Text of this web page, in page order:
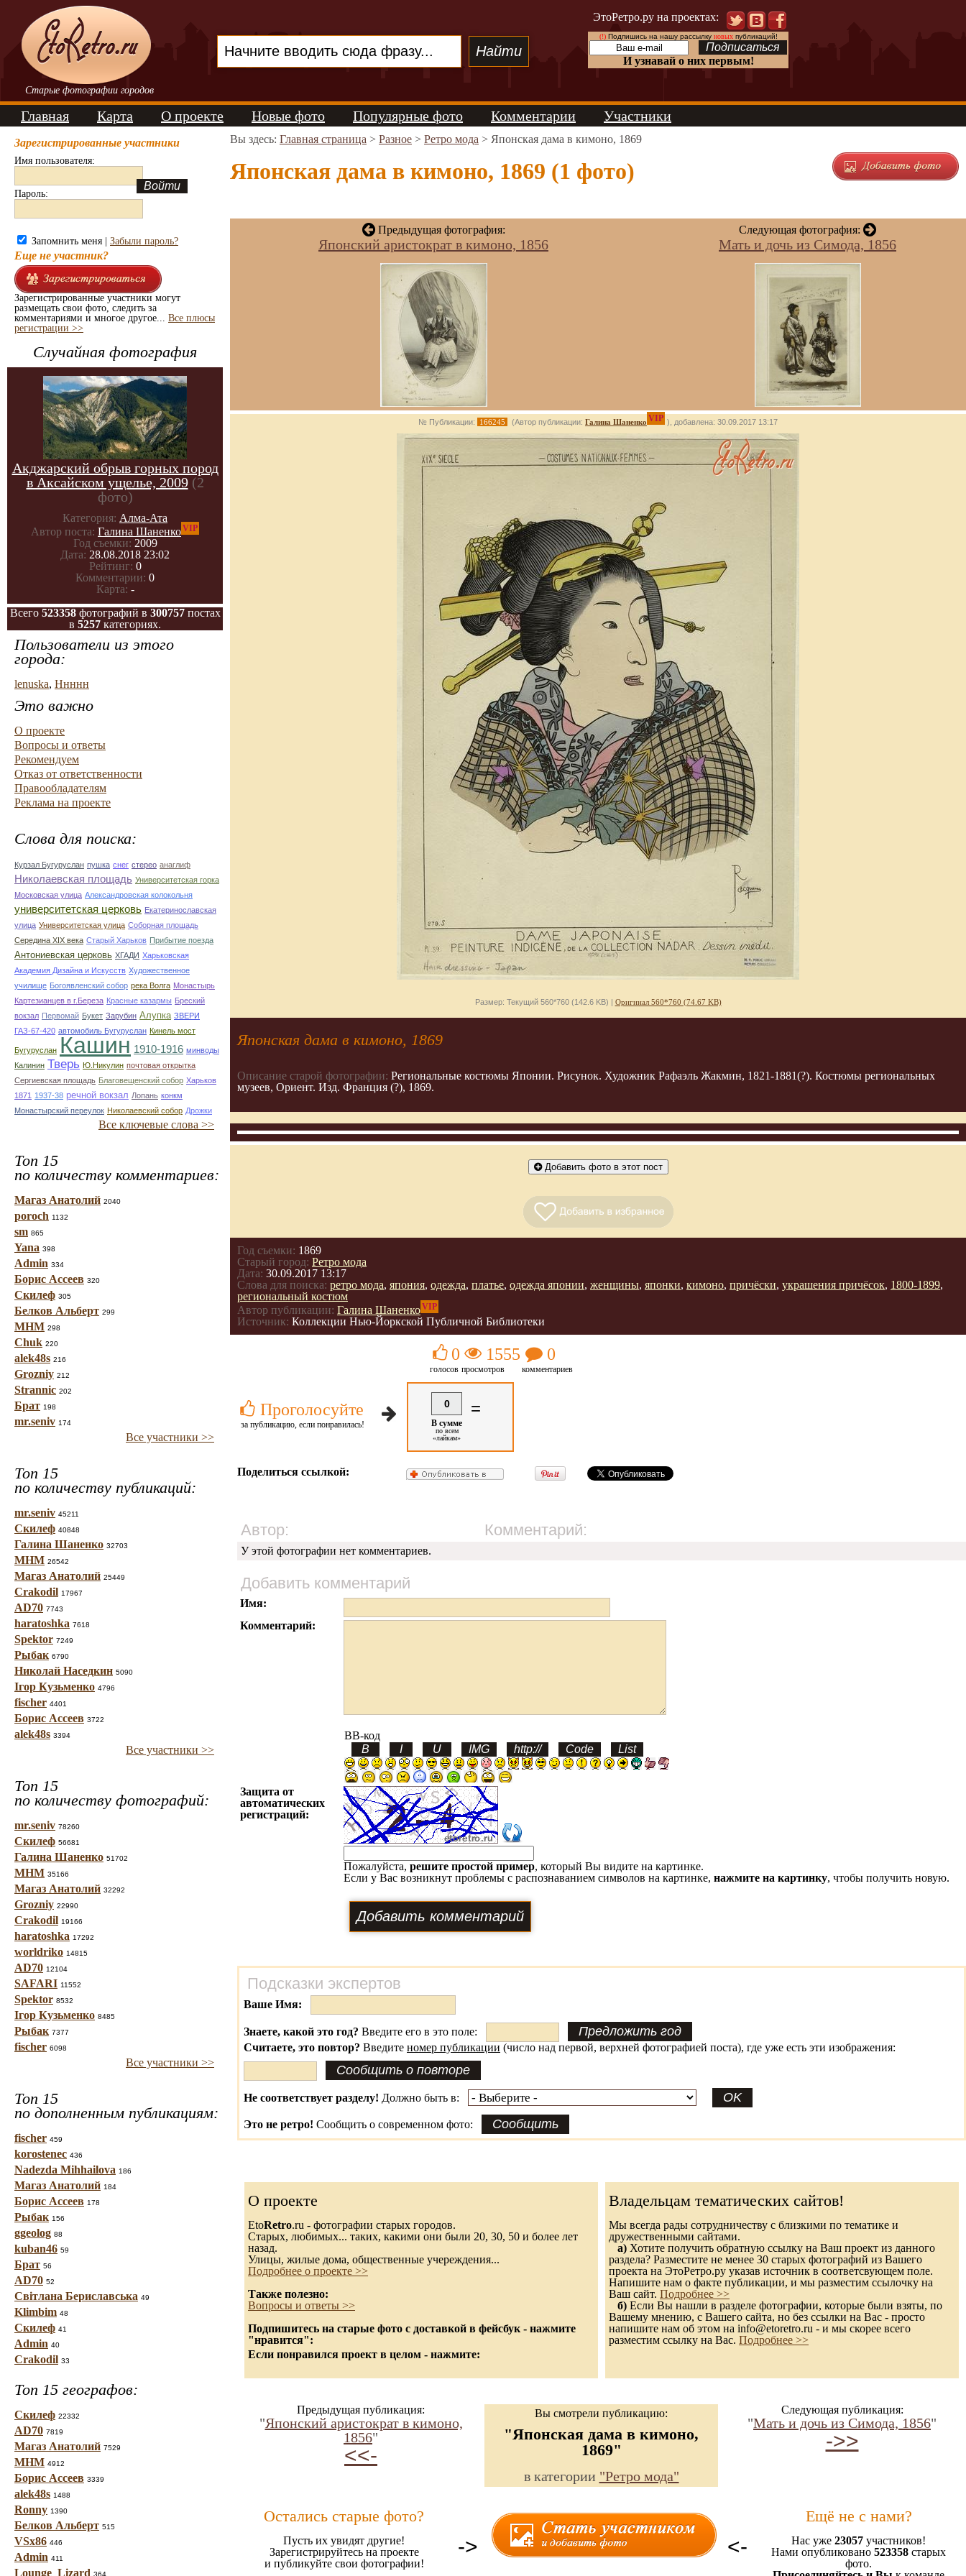
Старые фотографии городов
ЭтоРетро.ру на проектах:
(!)Подпишись на нашу рассылку новыхпубликаций!
И узнавай о них первым!
Главная Карта О проекте Новые фото Популярные фото Комментарии Участники
Зарегистрированные участники
Имя пользователя:
Пароль:
Запомнить меня | Забыли пароль?
Еще не участник?
Зарегистрированные участники могут
размещать свои фото, следить за
комментариями и многое другое... Все плюсы
регистрации >>
Случайная фотография
Акджарский обрыв горных пород
в Аксайском ущелье, 2009 (2
фото)
Категория: Алма-Ата
Автор поста: Галина ШаненкоVIP
Год съемки: 2009
Дата: 28.08.2018 23:02
Рейтинг: 0
Комментарии: 0
Карта: -
Всего 523358фотографий в 300757постах
в 5257 категориях.
Пользователи из этого
города:
lenuska, Ннннн
Это важно
О проекте
Вопросы и ответы
Рекомендуем
Отказ от ответственности
Правообладателям
Реклама на проекте
Слова для поиска:
Курзал Бугуруслан пушка снег стерео анаглиф
Николаевская площадь Университетская горка
Московская улица Александровская колокольня
университетская церковь Екатеринославская
улица Университетская улица Соборная площадь
Середина XIX века Старый Харьков Прибытие поезда
Антониевская церковь ХГАДИ Харьковская
Академия Дизайна и Искусств Художественное
училище Богоявленский собор река Волга Монастырь
Картезианцев в г.Береза Красные казармы Бреский
вокзал Первомай Букет Зарубин Алупка ЗВЕРИ
ГАЗ-67-420 автомобиль Бугуруслан Кинель мост
Бугуруслан Кашин 1910-1916 минводы
Калинин Тверь Ю.Никулин почтовая открытка
Сергиевская площадь Благовещенский собор Харьков
1871 1937-38 речной вокзал Лопань конкм
Монастырский переулок Николаевский собор Дрожки
Все ключевые слова >>
Топ 15
по количеству комментариев:
Магаз Анатолий 2040
poroch 1132
sm 865
Yana 398
Admin 334
Борис Ассеев 320
Скилеф 305
Белков Альберт 299
МНМ 298
Chuk 220
alek48s 216
Grozniy 212
Strannic 202
Брат 198
mr.seniv 174
Все участники >>
Топ 15
по количеству публикаций:
mr.seniv 45211
Скилеф 40848
Галина Шаненко 32703
МНМ 26542
Магаз Анатолий 25449
Crakodil 17967
AD70 7743
haratoshka 7618
Spektor 7249
Рыбак 6790
Николай Наседкин 5090
Ігор Кузьменко 4796
fischer 4401
Борис Ассеев 3722
alek48s 3394
Все участники >>
Топ 15
по количеству фотографий:
mr.seniv 78260
Скилеф 56681
Галина Шаненко 51702
МНМ 35166
Магаз Анатолий 32292
Grozniy 22990
Crakodil 19166
haratoshka 17292
worldriko 14815
AD70 12104
SAFARI 11552
Spektor 8532
Ігор Кузьменко 8485
Рыбак 7377
fischer 6098
Все участники >>
Топ 15
по дополненным публикациям:
fischer 459
korostenec 436
Nadezda Mihhailova 186
Магаз Анатолий 184
Борис Ассеев 178
Рыбак 156
ggeolog 88
kuban46 59
Брат 56
AD70 52
Світлана Бериславська 49
Klimbim 48
Скилеф 41
Admin 40
Crakodil 33
Топ 15 географов:
Скилеф 22332
AD70 7819
Магаз Анатолий 7529
МНМ 4912
Борис Ассеев 3339
alek48s 1488
Ronny 1390
Белков Альберт 515
VSx86 446
Admin 411
Lounge_Lizard 364
Вы здесь: Главная страница > Разное > Ретро мода > Японская дама в кимоно, 1869
Японская дама в кимоно, 1869 (1 фото)
Предыдущая фотография:
Японский аристократ в кимоно, 1856
Следующая фотография:
Мать и дочь из Симода, 1856
№ Публикации: 166245 (Автор публикации: Галина Шаненко VIP ), добавлена: 30.09.2017 13:17
Размер: Текущий 560*760 (142.6 KB) | Оригинал 560*760 (74.67 KB)
Японская дама в кимоно, 1869
Описание старой фотографии: Региональные костюмы Японии. Рисунок. Художник Рафаэль Жакмин, 1821-1881(?). Костюмы региональных
музеев, Ориент. Изд. Франция (?), 1869.
Добавить фото в этот пост
Год съемки: 1869
Старый город: Ретро мода
Дата: 30.09.2017 13:17
Слова для поиска: ретро мода, япония, одежда, платье, одежда японии, женщины, японки, кимоно, причёски, украшения причёсок, 1800-1899,
региональный костюм
Автор публикации: Галина ШаненкоVIP
Источник: Коллекции Нью-Йоркской Публичной Библиотеки
Проголосуйте
за публикацию, если понравилась!
0
голосов
1555
просмотров
0
комментариев
0
В сумме
по всем
«лайкам»
=
Поделиться ссылкой:
Автор: Комментарий:
У этой фотографии нет комментариев.
Добавить комментарий
Имя:
Комментарий:
BB-код
Защита от
автоматических
регистраций:
Пожалуйста, решите простой пример, который Вы видите на картинке.
Если у Вас возникнут проблемы с распознаванием символов на картинке, нажмите на картинку, чтобы получить новую.
Подсказки экспертов
Ваше Имя:
Знаете, какой это год? Введите его в это поле:
Считаете, это повтор? Введите номер публикации (число над первой, верхней фотографией поста), где уже есть эти изображения:
Не соответствует разделу! Должно быть в:
Это не ретро! Сообщить о современном фото:
О проекте
EtoRetro.ru - фотографии старых городов.
Старых, любимых... таких, какими они были 20, 30, 50 и более лет
назад.
Улицы, жилые дома, общественные учереждения...
Подробнее о проекте >>
Также полезно:
Вопросы и ответы >>
Подпишитесь на старые фото с доставкой в фейсбук - нажмите
"нравится":
Если понравился проект в целом - нажмите:
Владельцам тематических сайтов!
Мы всегда рады сотрудничеству с близкими по тематике и
дружественными сайтами.
а) Хотите получить обратную ссылку на Ваш проект из данного
раздела? Разместите не менее 30 старых фотографий из Вашего
проекта на ЭтоРетро.ру указав источник в соответсвующем поле.
Напишите нам о факте публикации, и мы разместим ссылочку на
Ваш сайт. Подробнее >>
б) Если Вы нашли в разделе фотографии, которые были взяты, по
Вашему мнению, с Вашего сайта, но без ссылки на Вас - просто
напишите нам об этом на info@etoretro.ru - и мы скорее всего
разместим ссылку на Вас. Подробнее >>
Предыдущая публикация:
"Японский аристократ в кимоно,
1856"
<<-
Вы смотрели публикацию:
"Японская дама в кимоно,
1869"
в категории "Ретро мода"
Следующая публикация:
"Мать и дочь из Симода, 1856"
->>
Остались старые фото?
Пусть их увидят другие!
Зарегистрируйтесь на проекте
и публикуйте свои фотографии!
-> <-
Ещё не с нами?
Нас уже 23057 участников!
Нами опубликовано 523358 старых
фото.